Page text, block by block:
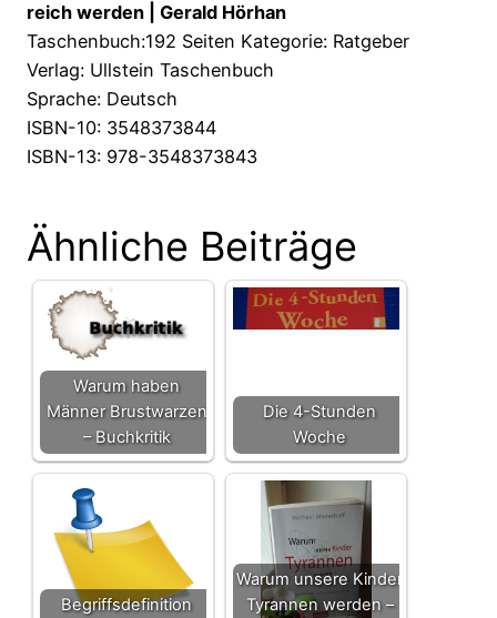
reich werden | Gerald Hörhan
Taschenbuch:192 Seiten Kategorie: Ratgeber
Verlag: Ullstein Taschenbuch
Sprache: Deutsch
ISBN-10: 3548373844
ISBN-13: 978-3548373843
Ähnliche Beiträge
Warum haben
Männer Brustwarzen
– Buchkritik
Die 4-Stunden
Woche
Begriffsdefinition
Warum unsere Kinder
Tyrannen werden –